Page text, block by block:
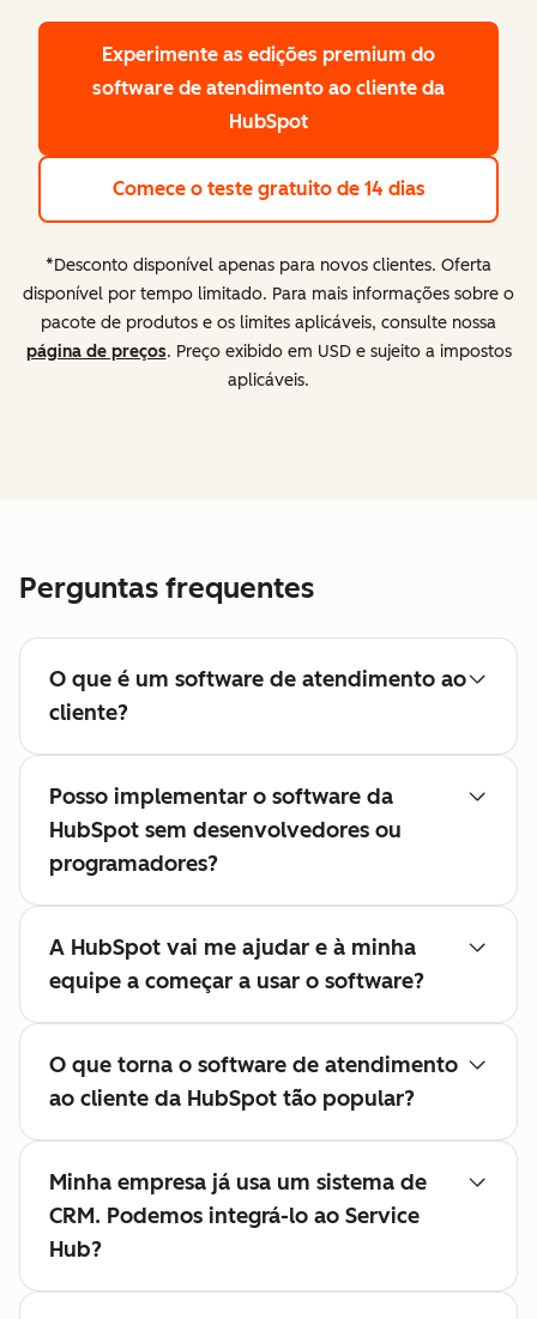
Experimente as edições premium do
software de atendimento ao cliente da
HubSpot
Comece o teste gratuito de 14 dias
*Desconto disponível apenas para novos clientes. Oferta
disponível por tempo limitado. Para mais informações sobre o
pacote de produtos e os limites aplicáveis, consulte nossa
página de preços. Preço exibido em USD e sujeito a impostos
aplicáveis.
Perguntas frequentes
O que é um software de atendimento ao
cliente?
Posso implementar o software da
HubSpot sem desenvolvedores ou
programadores?
A HubSpot vai me ajudar e à minha
equipe a começar a usar o software?
O que torna o software de atendimento
ao cliente da HubSpot tão popular?
Minha empresa já usa um sistema de
CRM. Podemos integrá-lo ao Service
Hub?